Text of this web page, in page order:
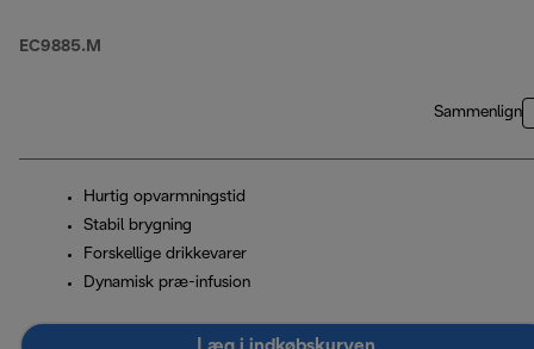
EC9885.M
Sammenlign
Hurtig opvarmningstid
Stabil brygning
Forskellige drikkevarer
Dynamisk præ-infusion